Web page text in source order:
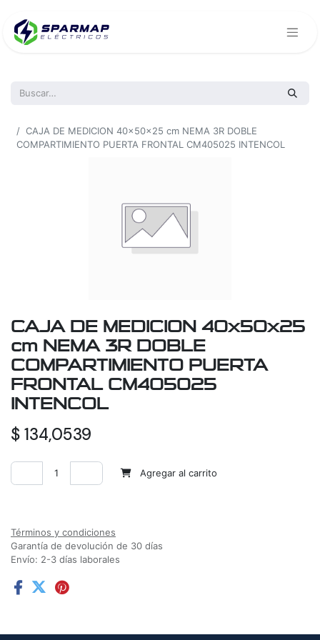
CAJA DE MEDICION 40x50x25 cm NEMA 3R DOBLE
COMPARTIMIENTO PUERTA FRONTAL CM405025 INTENCOL
CAJA DE MEDICION 40x50x25
cm NEMA 3R DOBLE
COMPARTIMIENTO PUERTA
FRONTAL CM405025
INTENCOL
$ 134,0539
Agregar al carrito
Términos y condiciones
Garantía de devolución de 30 días
Envío: 2-3 días laborales